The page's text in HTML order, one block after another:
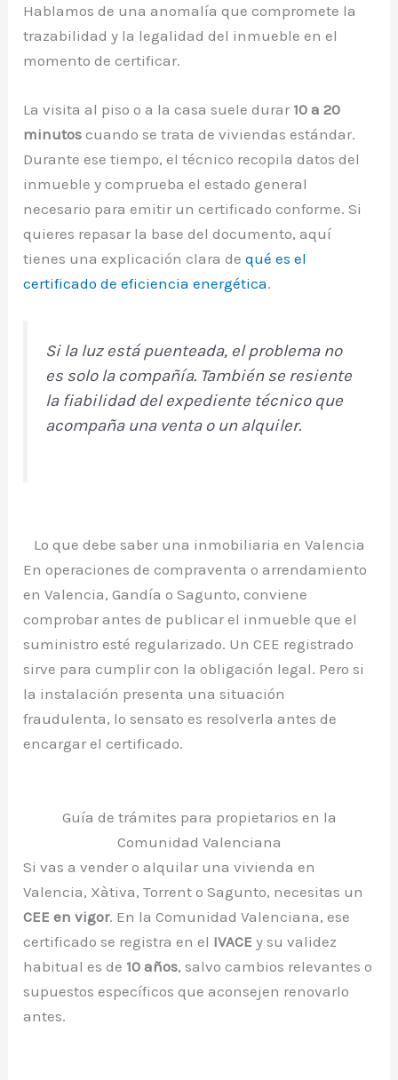
Hablamos de una anomalía que compromete la
trazabilidad y la legalidad del inmueble en el
momento de certificar.
La visita al piso o a la casa suele durar 10 a 20
minutos cuando se trata de viviendas estándar.
Durante ese tiempo, el técnico recopila datos del
inmueble y comprueba el estado general
necesario para emitir un certificado conforme. Si
quieres repasar la base del documento, aquí
tienes una explicación clara dequé es el
certificado de eficiencia energética.
Si la luz está puenteada, el problema no
es solo la compañía. También se resiente
la fiabilidad del expediente técnico que
acompaña una venta o un alquiler.
Lo que debe saber una inmobiliaria en Valencia
En operaciones de compraventa o arrendamiento
en Valencia, Gandía o Sagunto, conviene
comprobar antes de publicar el inmueble que el
suministro esté regularizado. Un CEE registrado
sirve para cumplir con la obligación legal. Pero si
la instalación presenta una situación
fraudulenta, lo sensato es resolverla antes de
encargar el certificado.
Guía de trámites para propietarios en la
Comunidad Valenciana
Si vas a vender o alquilar una vivienda en
Valencia, Xàtiva, Torrent o Sagunto, necesitas un
CEE en vigor. En la Comunidad Valenciana, ese
certificado se registra en el IVACE y su validez
habitual es de 10 años, salvo cambios relevantes o
supuestos específicos que aconsejen renovarlo
antes.